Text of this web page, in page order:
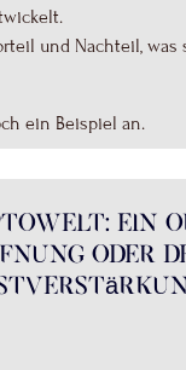
und Nachteil, was
ein Beispiel an.
Ein
oder